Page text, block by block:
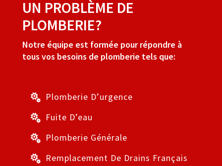
UN PROBLÈME DE
PLOMBERIE?
Notre équipe est formée pour répondre à
tous vos besoins de plomberie tels que:
 Plomberie D’urgence
 Fuite D’eau
 Plomberie Générale
 Remplacement De Drains Français